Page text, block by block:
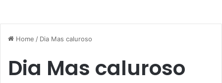
Home / Dia Mas caluroso
Dia Mas caluroso